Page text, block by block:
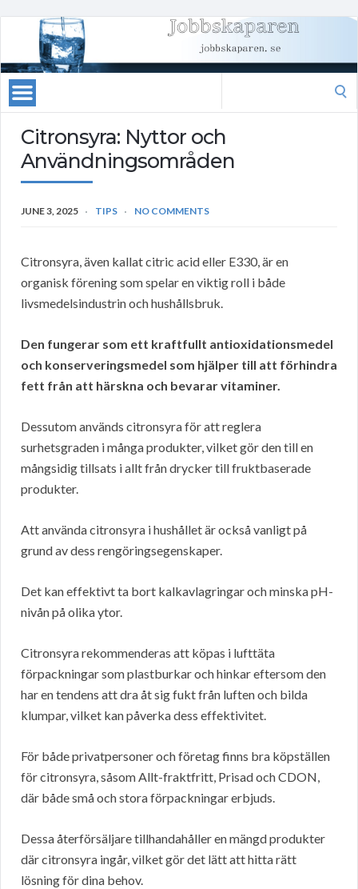
Citronsyra: Nyttor och
Användningsområden
JUNE 3, 2025 TIPS NO COMMENTS
Citronsyra, även kallat citric acid eller E330, är en
organisk förening som spelar en viktig roll i både
livsmedelsindustrin och hushållsbruk.
Den fungerar som ett kraftfullt antioxidationsmedel
och konserveringsmedel som hjälper till att förhindra
fett från att härskna och bevarar vitaminer.
Dessutom används citronsyra för att reglera
surhetsgraden i många produkter, vilket gör den till en
mångsidig tillsats i allt från drycker till fruktbaserade
produkter.
Att använda citronsyra i hushållet är också vanligt på
grund av dess rengöringsegenskaper.
Det kan effektivt ta bort kalkavlagringar och minska pH-
nivån på olika ytor.
Citronsyra rekommenderas att köpas i lufttäta
förpackningar som plastburkar och hinkar eftersom den
har en tendens att dra åt sig fukt från luften och bilda
klumpar, vilket kan påverka dess effektivitet.
För både privatpersoner och företag finns bra köpställen
för citronsyra, såsom Allt-fraktfritt, Prisad och CDON,
där både små och stora förpackningar erbjuds.
Dessa återförsäljare tillhandahåller en mängd produkter
där citronsyra ingår, vilket gör det lätt att hitta rätt
lösning för dina behov.